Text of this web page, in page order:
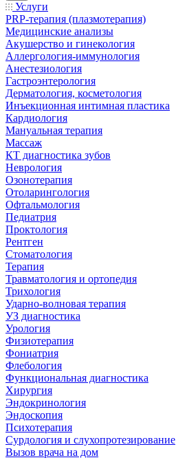
Услуги
PRP-терапия (плазмотерапия)
Медицинские анализы
Акушерство и гинекология
Аллергология-иммунология
Анестезиология
Гастроэнтерология
Дерматология, косметология
Инъекционная интимная пластика
Кардиология
Мануальная терапия
Массаж
КТ диагностика зубов
Неврология
Озонотерапия
Отоларингология
Офтальмология
Педиатрия
Проктология
Рентген
Стоматология
Терапия
Травматология и ортопедия
Трихология
Ударно-волновая терапия
УЗ диагностика
Урология
Физиотерапия
Фониатрия
Флебология
Функциональная диагностика
Хирургия
Эндокринология
Эндоскопия
Психотерапия
Сурдология и слухопротезирование
Вызов врача на дом